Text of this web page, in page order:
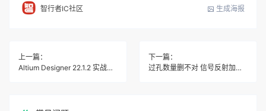
智行者IC社区 生成海报
上一篇：
Altium Designer 22.1.2 实战：新手画板必须避开的10个EDA操作坑
下一篇：
过孔数量删不对 信号反射加抖动 实测教你稳如狗